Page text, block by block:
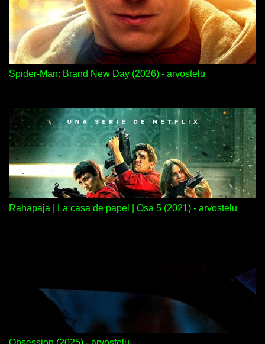
Spider-Man: Brand New Day (2026) - arvostelu
Rahapaja | La casa de papel | Osa 5 (2021) - arvostelu